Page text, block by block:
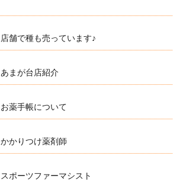
店舗で種も売っています♪
あまが台店紹介
お薬手帳について
かかりつけ薬剤師
スポーツファーマシスト